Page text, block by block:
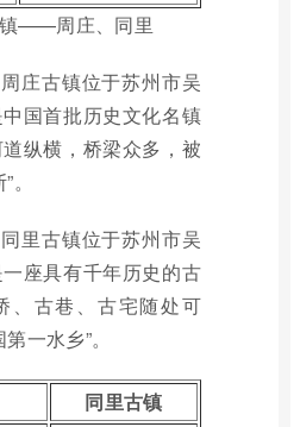
——周庄、同里
周庄古镇位于苏州市吴
国首批历史文化名镇
纵横，桥梁众多，被
同里古镇位于苏州市吴
座具有千年历史的古
、古巷、古宅随处可
一水乡”。
同里古镇